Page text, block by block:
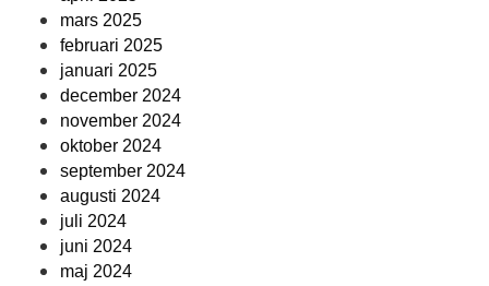
mars 2025
februari 2025
januari 2025
december 2024
november 2024
oktober 2024
september 2024
augusti 2024
juli 2024
juni 2024
maj 2024